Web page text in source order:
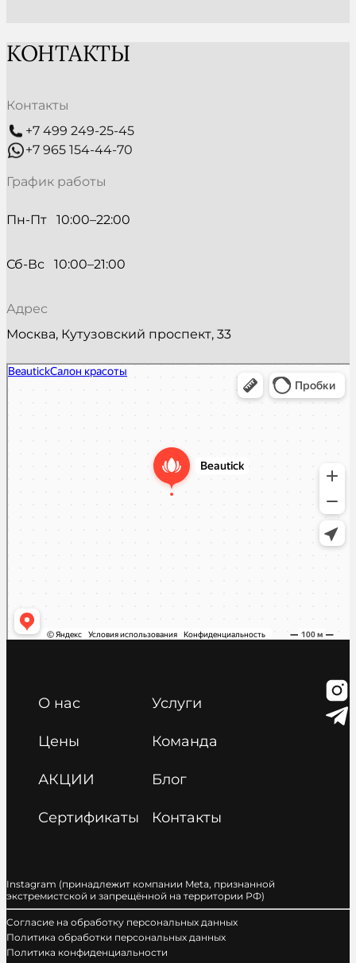
КОНТАКТЫ
Контакты
+7 499 249-25-45
+7 965 154-44-70
График работы
Пн-Пт   10:00–22:00
Сб-Вс   10:00–21:00
Адрес
Москва, Кутузовский проспект, 33
Beautick
Салон красоты в Москве
О нас Услуги
Цены Команда
АКЦИИ Блог
Сертификаты Контакты
Instagram (принадлежит компании Meta, признанной
экстремистской и запрещённой на территории РФ)
Cогласие на обработку персональных данных
Политика обработки персональных данных
Политика конфиденциальности